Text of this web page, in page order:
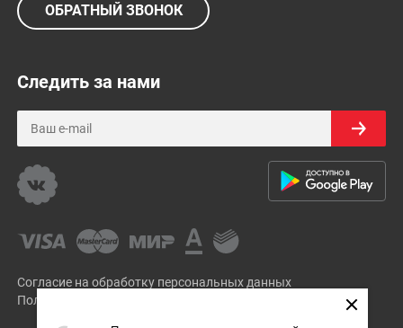
ОБРАТНЫЙ ЗВОНОК
Следить за нами
Согласие на обработку персональных данных
Политика Конфиденциальности